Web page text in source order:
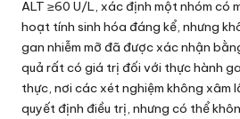
ALT ≥60 U/L, xác định một nhóm có
hoạt tính sinh hóa đáng kể, nhưng
gan nhiễm mỡ đã được xác nhận
quả rất có giá trị đối với thực hành
thực, nơi các xét nghiệm không xâm
quyết định điều trị, nhưng có thể